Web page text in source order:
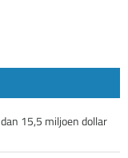
15,5 miljoen dollar